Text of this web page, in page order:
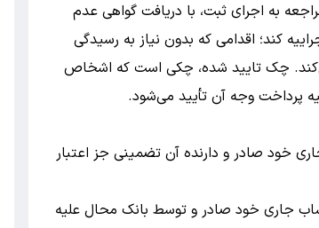
به اجرای ثبت، با دریافت گواهی عدم
کند؛ اقدامی که بدون نیاز به رسیدگی
چک تایید شده، چکی است که اشخاص
پرداخت وجه آن تأیید می‌شود.
صادر و دارنده آن تضمینی جز اعتبار
جاری خود صادر و توسط بانک محال علیه